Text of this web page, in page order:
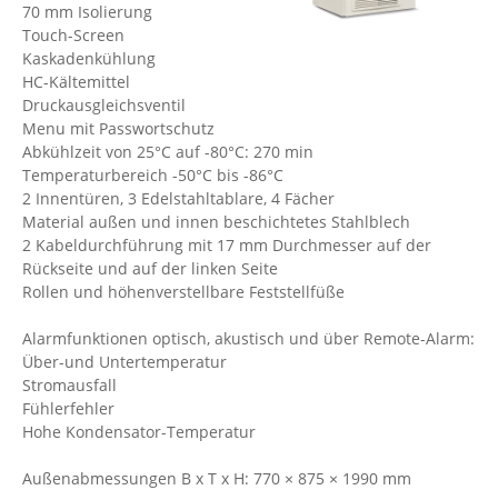
70 mm Isolierung
Touch-Screen
Kaskadenkühlung
HC-Kältemittel
Druckausgleichsventil
Menu mit Passwortschutz
Abkühlzeit von 25°C auf -80°C: 270 min
Temperaturbereich -50°C bis -86°C
2 Innentüren, 3 Edelstahltablare, 4 Fächer
Material außen und innen beschichtetes Stahlblech
2 Kabeldurchführung mit 17 mm Durchmesser auf der
Rückseite und auf der linken Seite
Rollen und höhenverstellbare Feststellfüße
Alarmfunktionen optisch, akustisch und über Remote-Alarm:
Über-und Untertemperatur
Stromausfall
Fühlerfehler
Hohe Kondensator-Temperatur
Außenabmessungen B x T x H: 770 × 875 × 1990 mm